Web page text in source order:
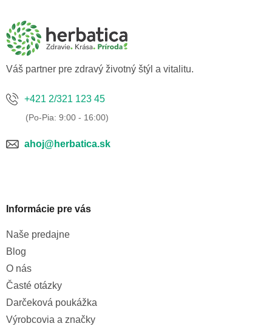
Váš partner pre zdravý životný štýl a vitalitu.
+421 2/321 123 45
ahoj@herbatica.sk
Informácie pre vás
Naše predajne
Blog
O nás
Časté otázky
Darčeková poukážka
Výrobcovia a značky